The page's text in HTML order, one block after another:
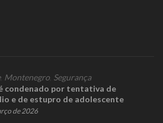
, Montenegro Segurança
condenado por tentativa de
e de estupro de adolescente
de 2026